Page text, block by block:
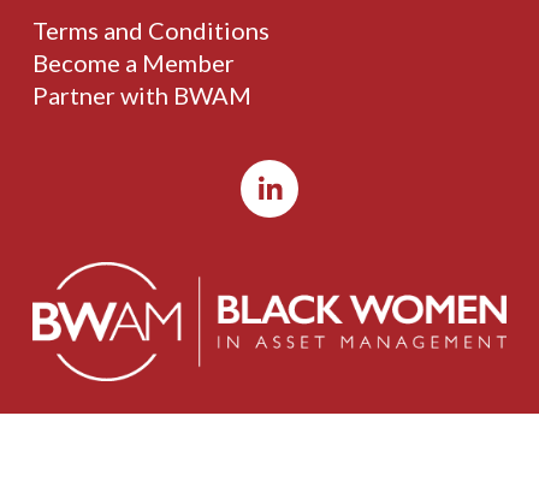
Terms and Conditions
Become a Member
Partner with BWAM